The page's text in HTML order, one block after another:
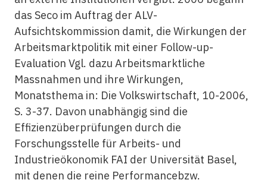
das Seco im Auftrag der ALV-
Aufsichtskommission damit, die Wirkungen der
Arbeitsmarktpolitik mit einer Follow-up-
Evaluation Vgl. dazu Arbeitsmarktliche
Massnahmen und ihre Wirkungen,
Monatsthema in: Die Volkswirtschaft, 10-2006,
S. 3-37. Davon unabhängig sind die
Effizienzüberprüfungen durch die
Forschungsstelle für Arbeits- und
Industrieökonomik FAI der Universität Basel,
mit denen die reine Performancebzw.